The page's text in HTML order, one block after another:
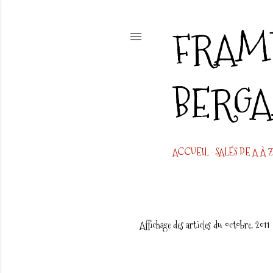
ACCUEIL SALÉS DE A À Z
Affichage des articles du octobre, 2011